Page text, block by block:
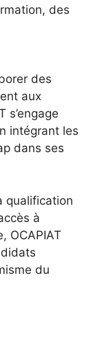
des
des
aux
s’engage
intégrant les
dans ses
qualification
à
OCAPIAT
du